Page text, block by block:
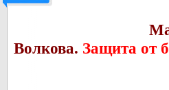
Волкова. Защита от